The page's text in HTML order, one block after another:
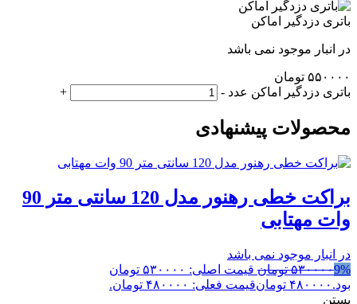
باتری دزدگیر اماکن
در انبار موجود نمی باشد
۵۵۰۰۰۰ تومان
باتری دزدگیر اماکن عدد -
+
محصولات پیشنهادی
براکت خطی رهنور مدل 120 سانتی متر 90
وات مهتابی
در انبار موجود نمی باشد
9%۵۳۰۰۰۰ تومان
قیمت اصلی: ۵۳۰۰۰۰ تومان
بود. ۴۸۰۰۰۰ تومانقیمت فعلی: ۴۸۰۰۰۰ تومان.
بستن